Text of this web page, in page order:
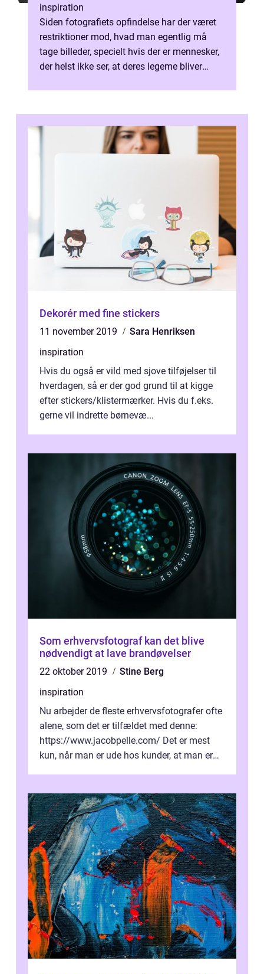
inspiration
Siden fotografiets opfindelse har der været
restriktioner mod, hvad man egentlig må
tage billeder, specielt hvis der er mennesker,
der helst ikke ser, at deres legeme bliver
Dekorér med fine stickers
11 november 2019
Sara Henriksen
inspiration
Hvis du også er vild med sjove tilføjelser til
hverdagen, så er der god grund til at kigge
efter stickers/klistermærker. Hvis du f.eks.
gerne vil indrette børnevæ...
Som erhvervsfotograf kan det blive
nødvendigt at lave brandøvelser
22 oktober 2019
Stine Berg
inspiration
Nu arbejder de fleste erhvervsfotografer ofte
alene, som det er tilfældet med denne:
https://www.jacobpelle.com/ Det er mest
kun, når man er ude hos kunder, at man er